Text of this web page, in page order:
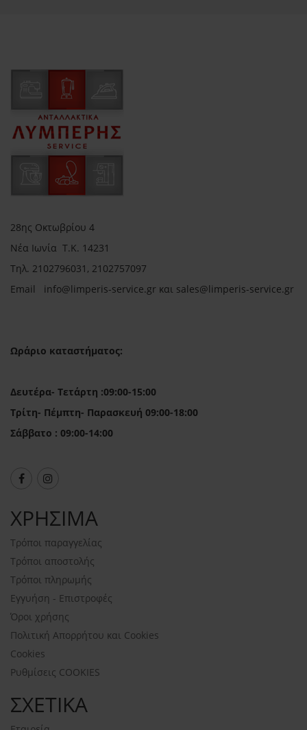
28ης Οκτωβρίου 4
Νέα Ιωνία Τ.Κ. 14231
Τηλ. 2102796031, 2102757097
Email info@limperis-service.gr και sales@limperis-service.gr
Ωράριο καταστήματος:
Δευτέρα- Τετάρτη :09:00-15:00
Τρίτη- Πέμπτη- Παρασκευή 09:00-18:00
Σάββατο : 09:00-14:00
ΧΡΗΣΙΜΑ
Τρόποι παραγγελίας
Τρόποι αποστολής
Τρόποι πληρωμής
Εγγυήση - Επιστροφές
Όροι χρήσης
Πολιτική Απορρήτου και Cookies
Cookies
Ρυθμίσεις COOKIES
ΣΧΕΤΙΚΑ